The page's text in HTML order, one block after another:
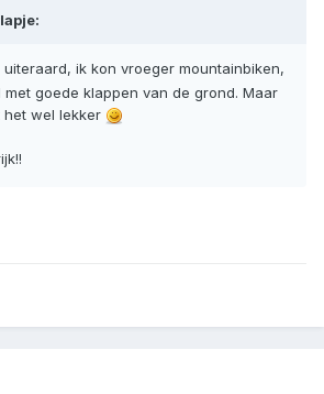
ik kon vroeger mountainbiken,
goede klappen van de grond. Maar
wel lekker